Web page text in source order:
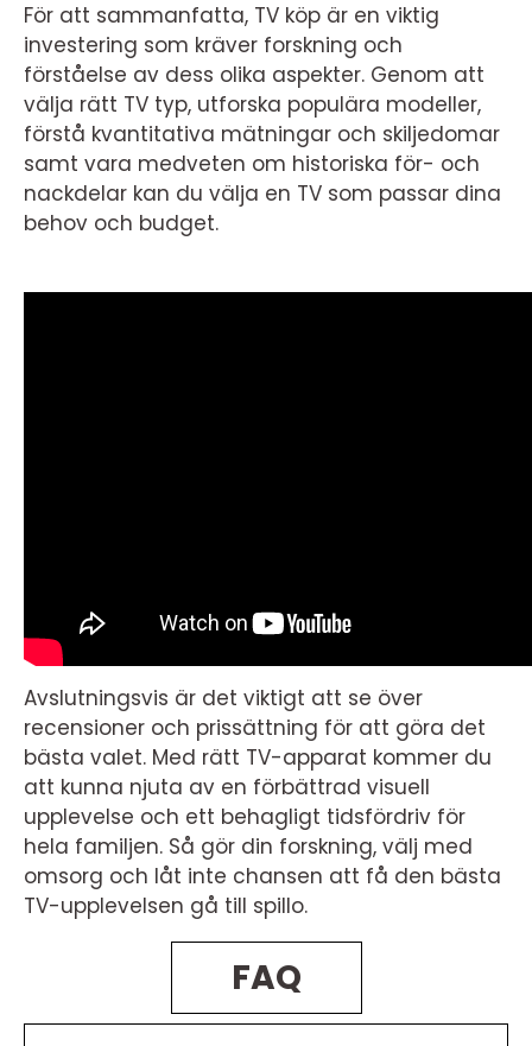
För att sammanfatta, TV köp är en viktig
investering som kräver forskning och
förståelse av dess olika aspekter. Genom att
välja rätt TV typ, utforska populära modeller,
förstå kvantitativa mätningar och skiljedomar
samt vara medveten om historiska för- och
nackdelar kan du välja en TV som passar dina
behov och budget.
Avslutningsvis är det viktigt att se över
recensioner och prissättning för att göra det
bästa valet. Med rätt TV-apparat kommer du
att kunna njuta av en förbättrad visuell
upplevelse och ett behagligt tidsfördriv för
hela familjen. Så gör din forskning, välj med
omsorg och låt inte chansen att få den bästa
TV-upplevelsen gå till spillo.
FAQ